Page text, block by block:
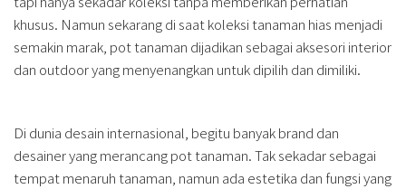
khusus. Namun sekarang di saat koleksi tanaman hias menjadi
semakin marak, pot tanaman dijadikan sebagai aksesori interior
dan outdoor yang menyenangkan untuk dipilih dan dimiliki.
Di dunia desain internasional, begitu banyak brand dan
desainer yang merancang pot tanaman. Tak sekadar sebagai
tempat menaruh tanaman, namun ada estetika dan fungsi yang